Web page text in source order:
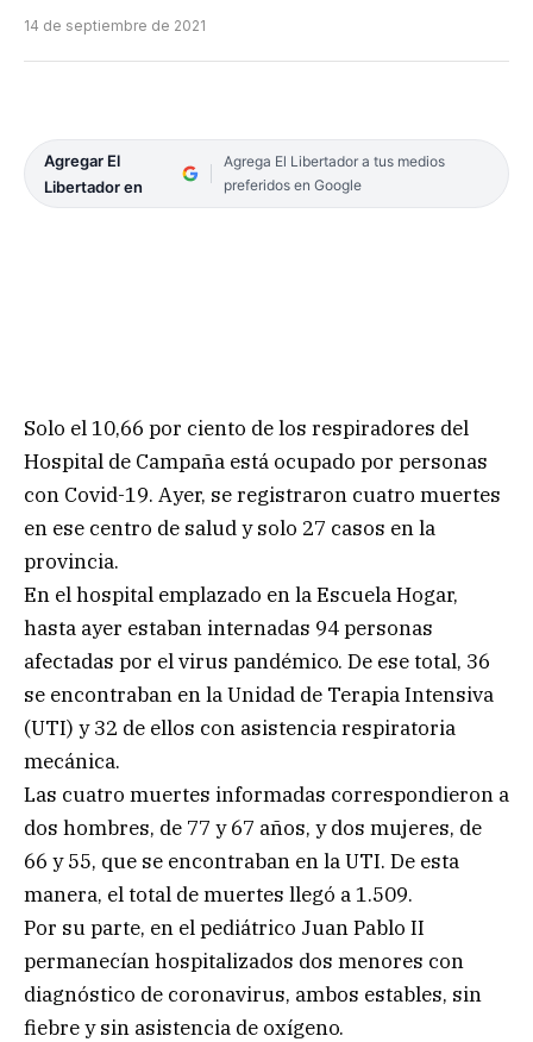
14 de septiembre de 2021
Agregar El
Libertador en
Agrega El Libertador a tus medios
preferidos en Google
Solo el 10,66 por ciento de los respiradores del
Hospital de Campaña está ocupado por personas
con Covid-19. Ayer, se registraron cuatro muertes
en ese centro de salud y solo 27 casos en la
provincia.
En el hospital emplazado en la Escuela Hogar,
hasta ayer estaban internadas 94 personas
afectadas por el virus pandémico. De ese total, 36
se encontraban en la Unidad de Terapia Intensiva
(UTI) y 32 de ellos con asistencia respiratoria
mecánica.
Las cuatro muertes informadas correspondieron a
dos hombres, de 77 y 67 años, y dos mujeres, de
66 y 55, que se encontraban en la UTI. De esta
manera, el total de muertes llegó a 1.509.
Por su parte, en el pediátrico Juan Pablo II
permanecían hospitalizados dos menores con
diagnóstico de coronavirus, ambos estables, sin
fiebre y sin asistencia de oxígeno.